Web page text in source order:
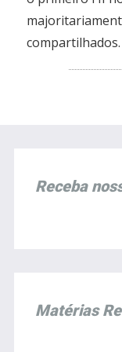
compartilhados.
Receba
Matérias